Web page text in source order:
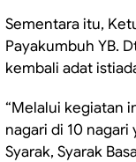
Sementara itu,
Payakumbuh YB.
kembali adat
“Melalui kegiatan
nagari di 10 nagari
Syarak, Syarak